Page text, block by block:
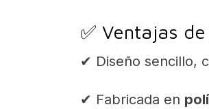
✅ Ventajas
✔ Diseño sencillo,
✔ Fabricada en